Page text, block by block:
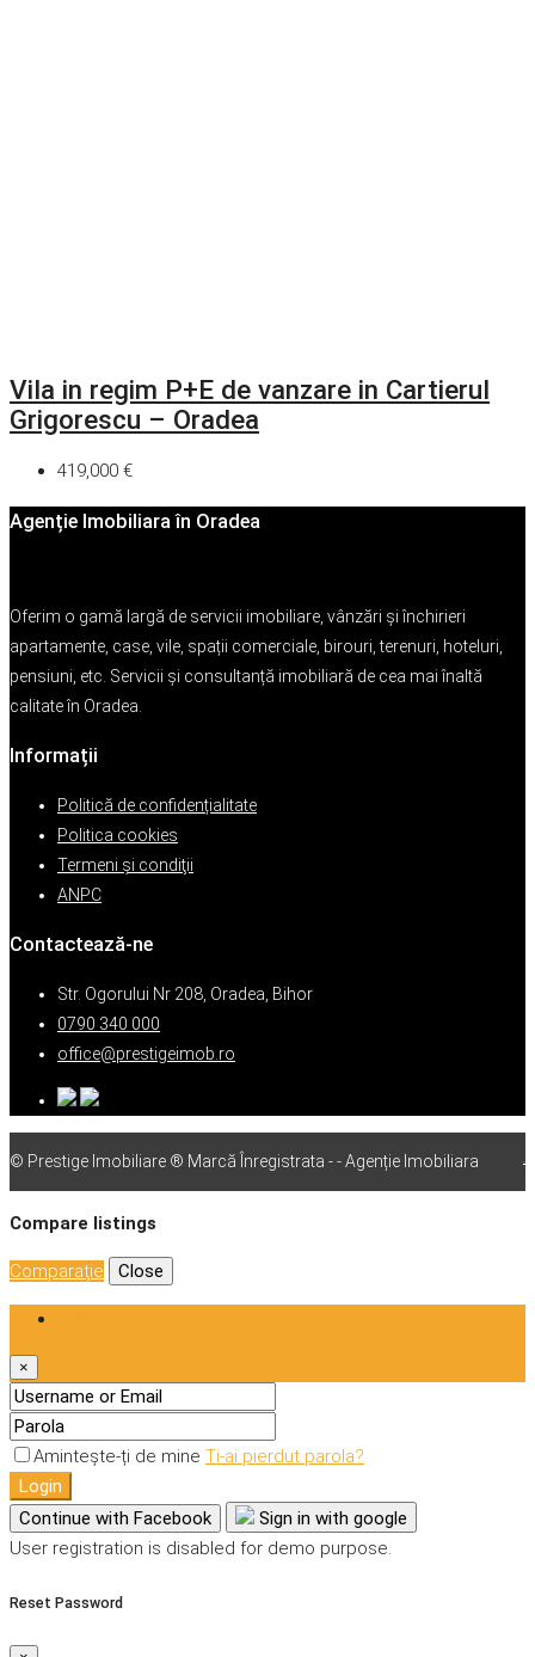
Vila in regim P+E de vanzare in Cartierul
Grigorescu – Oradea
419,000 €
Agenție Imobiliara în Oradea
Oferim o gamă largă de servicii imobiliare, vânzări și închirieri
apartamente, case, vile, spații comerciale, birouri, terenuri, hoteluri,
pensiuni, etc. Servicii și consultanță imobiliară de cea mai înaltă
calitate în Oradea.
Informații
Politică de confidențialitate
Politica cookies
Termeni şi condiţii
ANPC
Contactează-ne
Str. Ogorului Nr 208, Oradea, Bihor
0790 340 000
office@prestigeimob.ro
© Prestige Imobiliare ® Marcă Înregistrata - - Agenție Imobiliara
Compare listings
Comparaţie Close
×
Amintește-ți de mine Ti-ai pierdut parola?
Login
Continue with Facebook
Sign in with google
User registration is disabled for demo purpose.
Reset Password